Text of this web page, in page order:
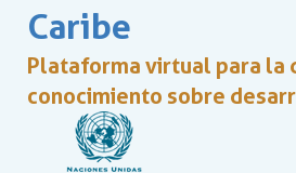
Caribe
Plataforma virtual para la
conocimiento sobre